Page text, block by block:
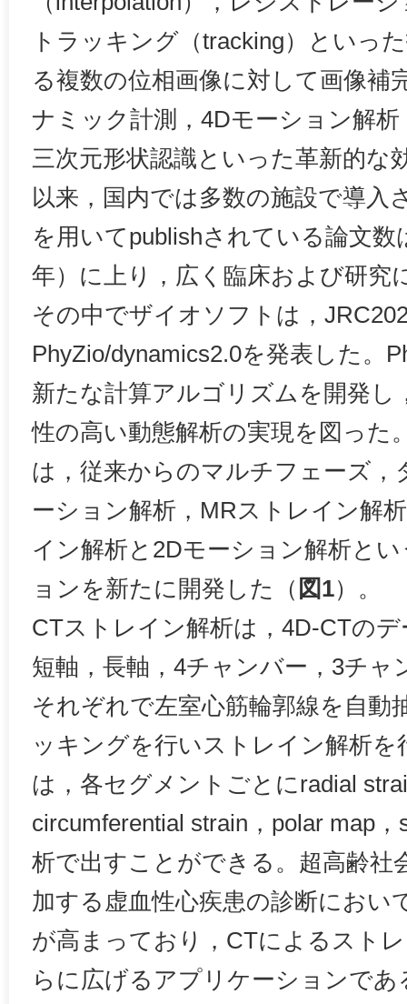
トラッキング（tracking）といっ
る複数の位相画像に対して画像補
ナミック計測，4Dモーション解
三次元形状認識といった革新的な
以来，国内では多数の施設で導入
を用いてpublishされている論文数
年）に上り，広く臨床および研究
その中でザイオソフトは，
PhyZio/dynamics2.0を発表した。
新たな計算アルゴリズムを開発し
性の高い動態解析の実現を図った
は，従来からのマルチフェーズ，
ーション解析，MRストレイン解
イン解析と2Dモーション解析と
ョンを新たに開発した（ 図1）。
CTストレイン解析は，4D-CTの
短軸，長軸，4チャンバー，3チャ
それぞれで左室心筋輪郭線を自動
ッキングを行いストレイン解析を
は，各セグメントごとにradial
circumferential strain，polar map
析で出すことができる。超高齢社
加する虚血性心疾患の診断におい
が高まっており，CTによるスト
らに広げるアプリケーションで